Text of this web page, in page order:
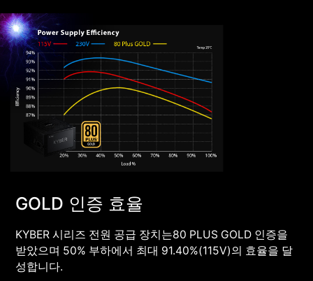
GOLD 인증 효율
KYBER 시리즈 전원 공급 장치는80 PLUS GOLD 인증을
받았으며 50% 부하에서 최대 91.40%(115V)의 효율을 달
성합니다.